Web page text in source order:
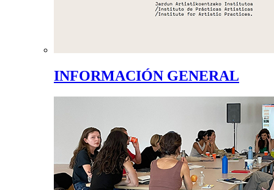
INFORMACIÓN GENERAL